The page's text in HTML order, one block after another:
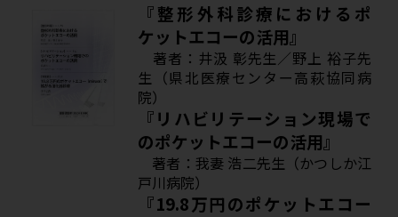
『整形外科診療におけるポ
ケットエコーの活用』
著者：井汲 彰先生／野上 裕子先
生（県北医療センター高萩協同病
院）
『リハビリテーション現場で
のポケットエコーの活用』
著者：我妻 浩二先生（かつしか江
戸川病院）
『19.8万円のポケットエコー